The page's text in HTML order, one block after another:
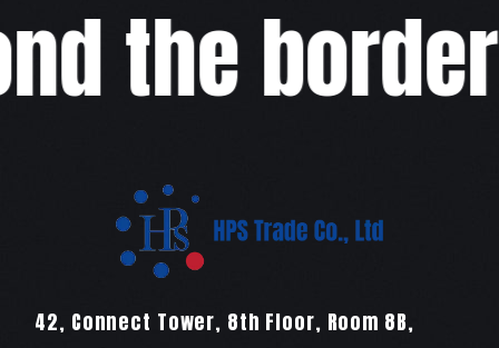
the
42, Connect Tower, 8th Floor, Room 8B,